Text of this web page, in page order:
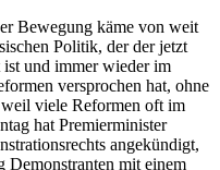
Bewegung käme von weit
Politik, der der jetzt
und immer wieder im
versprochen hat, ohne
viele Reformen oft im
hat Premierminister
angekündigt,
Demonstranten mit einem